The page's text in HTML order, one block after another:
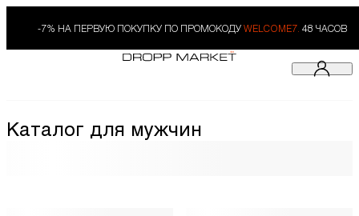
-7% НА ПЕРВУЮ ПОКУПКУ ПО ПРОМОКОДУ WELCOME7. 48 ЧАСОВ
Каталог для мужчин